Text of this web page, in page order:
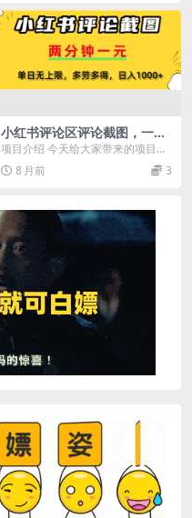
小红书评论区评论截图，一分
钟2条，可日入几千，多劳多
得
项目介绍 今天给大家带来的项目是
【评论截图项目，两分钟一块钱，
无上限多劳多得,随...
8 月前 3